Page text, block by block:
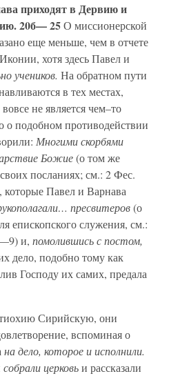
приходят в Дервию и
20б— 25О миссионерской
еще меньше, чем в отчете
хотя здесь Павел и
учеников. На обратном пути
в тех местах,
не является чем–то
о подобном противодействии
Многими скорбями
Божие(о том же
посланиях; см.: 2 Фес.
Павел и Варнава
пресвитеров(о
епископского служения, см.:
и, помолившись с постом,
дело, подобно тому как
Господу их самих, предала
Сирийскую, они
вспоминая о
на дело, которое и исполнили.
собрали церковьи рассказали